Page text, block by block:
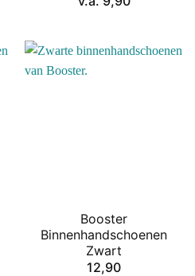
Booster
Binnenhandschoenen
Zwart
12,90